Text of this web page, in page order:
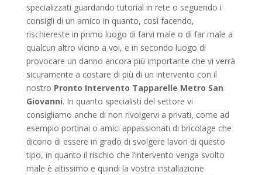
specializzati guardando tutorial in rete o seguendo i
consigli di un amico in quanto, così facendo,
rischiereste in primo luogo di farvi male o di far male a
qualcun altro vicino a voi, e in secondo luogo di
provocare un danno ancora più importante che vi verrà
sicuramente a costare di più di un intervento con il
nostro Pronto Intervento Tapparelle Metro San
Giovanni. In quanto specialisti del settore vi
consigliamo anche di non rivolgervi a privati, come ad
esempio portinai o amici appassionati di bricolage che
dicono di essere in grado di svolgere lavori di questo
tipo, in quanto il rischio che l’intervento venga svolto
male è altissimo e quindi la vostra installazione